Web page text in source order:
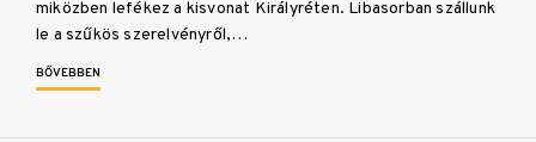
miközben lefékez a kisvonat Királyréten. Libasorban szállunk
le a szűkös szerelvényről,…
BŐVEBBEN